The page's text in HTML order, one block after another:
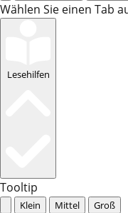
Wählen Sie einen Tab
Lesehilfen
Tooltip
Klein Mittel Groß